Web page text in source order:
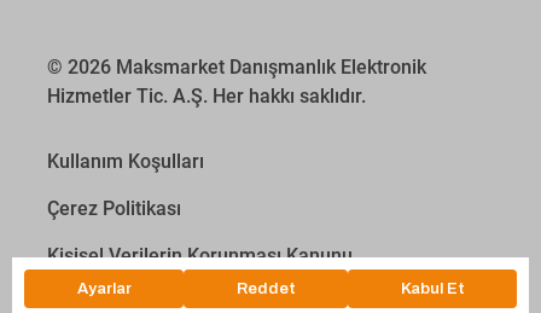
© 2026 Maksmarket Danışmanlık Elektronik
Hizmetler Tic. A.Ş. Her hakkı saklıdır.
Kullanım Koşulları
Çerez Politikası
Kişisel Verilerin Korunması Kanunu
İletişim Aydınlatma Metni